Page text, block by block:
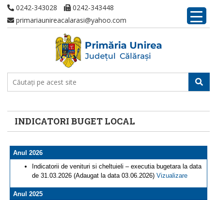
0242-343028
0242-343448
primariaunireacalarasi@yahoo.com
INDICATORI BUGET LOCAL
Anul 2026
Indicatorii de venituri si cheltuieli – executia bugetara la data
de 31.03.2026 (Adaugat la data 03.06.2026) Vizualizare
Anul 2025